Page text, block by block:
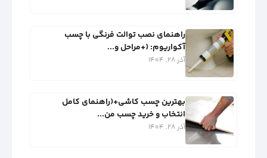
راهنمای نصب توالت فرنگی با چسب
آکواریوم: (+مراحل و...
آذر 28, 1404
بهترین چسب کاشی+(راهنمای کامل
انتخاب و خرید چسب من...
آذر 28, 1404